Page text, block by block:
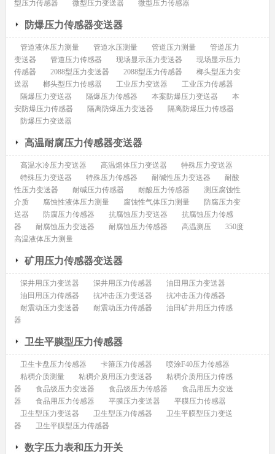
型压力传感器
微型压力变送器 微型压力传感器
防爆压力传感器变送器
管道液体压力测量 管道水压测量 管道压力测量
管道压力
变送器
管道压力传感器 现场显示压力变送器
现场显示压力
传感器
2088型压力变送器 2088型压力传感器
榔头型压力变
送器
榔头型压力传感器 工业压力变送器
工业压力传感器
隔爆压力变送器
隔爆压力传感器 本案防爆压力变送器
本
安防爆压力传感器
隔离防爆压力变送器
隔离防爆压力传感器
防爆压力变送器
高温耐腐压力传感器变送器
高温水冷压力变送器 高温熔体压力变送器
特殊压力变送器
特殊压力变送器
特殊压力传感器 耐碱性压力变送器
耐酸
性压力变送器
耐碱压力传感器 耐酸压力传感器
测压腐蚀性
介质
腐蚀性液体压力测量 腐蚀性气体压力测量
防腐压力变
送器
防腐压力传感器 抗腐蚀压力变送器
抗腐蚀压力传感
器
耐腐蚀压力变送器 耐腐蚀压力传感器 高温测压
350度
高温液体压力测量
矿用压力传感器变送器
深井用压力变送器 深井用压力传感器
油田用压力变送器
油田用压力传感器
抗冲击压力变送器
抗冲击压力传感器
耐震动压力变送器
耐震动压力传感器
油田矿井用压力传感
器
卫生平膜型压力传感器
卫生卡盘压力传感器 卡箍压力传感器
喷涂F40压力传感器
粘稠介质测量
粘稠介质用压力变送器
粘稠介质用压力传感
器
食品级压力变送器 食品级压力传感器
食品用压力变送
器
食品用压力传感器 平膜压力变送器
平膜压力传感器
卫生型压力变送器
卫生型压力传感器
卫生平膜型压力变送
器
卫生平膜型压力传感器
数字压力表和压力开关